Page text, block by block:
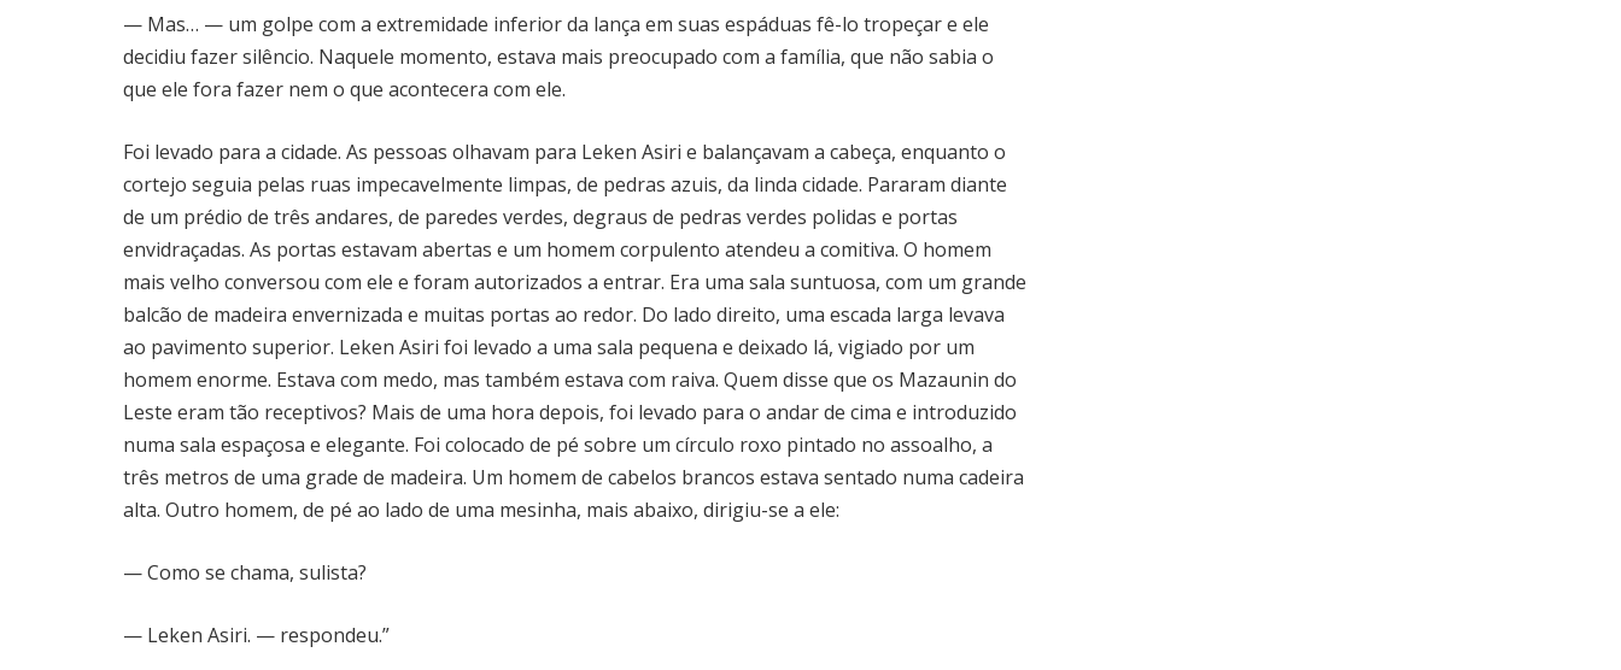
— Mas… — um golpe com a extremidade inferior da lança em suas espáduas fê-lo tropeçar e ele
decidiu fazer silêncio. Naquele momento, estava mais preocupado com a família, que não sabia o
que ele fora fazer nem o que acontecera com ele.
Foi levado para a cidade. As pessoas olhavam para Leken Asiri e balançavam a cabeça, enquanto o
cortejo seguia pelas ruas impecavelmente limpas, de pedras azuis, da linda cidade. Pararam diante
de um prédio de três andares, de paredes verdes, degraus de pedras verdes polidas e portas
envidraçadas. As portas estavam abertas e um homem corpulento atendeu a comitiva. O homem
mais velho conversou com ele e foram autorizados a entrar. Era uma sala suntuosa, com um grande
balcão de madeira envernizada e muitas portas ao redor. Do lado direito, uma escada larga levava
ao pavimento superior. Leken Asiri foi levado a uma sala pequena e deixado lá, vigiado por um
homem enorme. Estava com medo, mas também estava com raiva. Quem disse que os Mazaunin do
Leste eram tão receptivos? Mais de uma hora depois, foi levado para o andar de cima e introduzido
numa sala espaçosa e elegante. Foi colocado de pé sobre um círculo roxo pintado no assoalho, a
três metros de uma grade de madeira. Um homem de cabelos brancos estava sentado numa cadeira
alta. Outro homem, de pé ao lado de uma mesinha, mais abaixo, dirigiu-se a ele:
— Como se chama, sulista?
— Leken Asiri. — respondeu.”